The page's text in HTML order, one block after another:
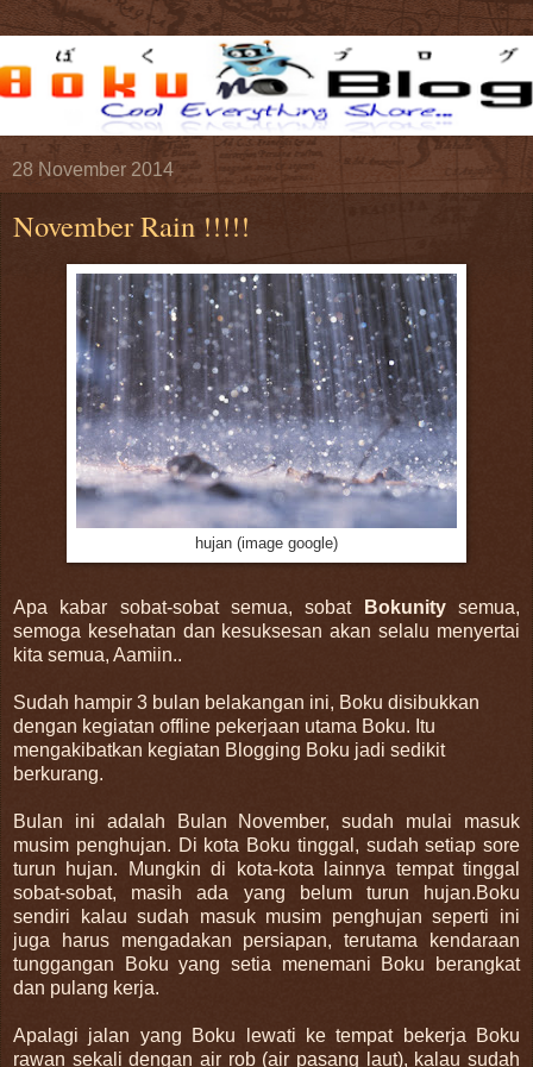
28 November 2014
November Rain !!!!!
hujan (image google)
Apa kabar sobat-sobat semua, sobat Bokunitysemua,
semoga kesehatan dan kesuksesan akan selalu menyertai
kita semua, Aamiin..
Sudah hampir 3 bulan belakangan ini, Boku disibukkan
dengan kegiatan offline pekerjaan utama Boku. Itu
mengakibatkan kegiatan Blogging Boku jadi sedikit
berkurang.
Bulan ini adalah Bulan November, sudah mulai masuk
musim penghujan. Di kota Boku tinggal, sudah setiap sore
turun hujan. Mungkin di kota-kota lainnya tempat tinggal
sobat-sobat, masih ada yang belum turun hujan.Boku
sendiri kalau sudah masuk musim penghujan seperti ini
juga harus mengadakan persiapan, terutama kendaraan
tunggangan Boku yang setia menemani Boku berangkat
dan pulang kerja.
Apalagi jalan yang Boku lewati ke tempat bekerja Boku
rawan sekali dengan air rob (air pasang laut), kalau sudah